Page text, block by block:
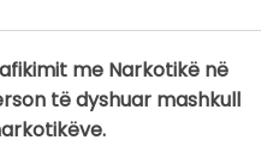
me Narkotikë në
të dyshuar mashkull